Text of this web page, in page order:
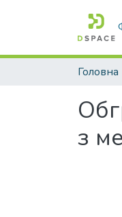
Головна
з